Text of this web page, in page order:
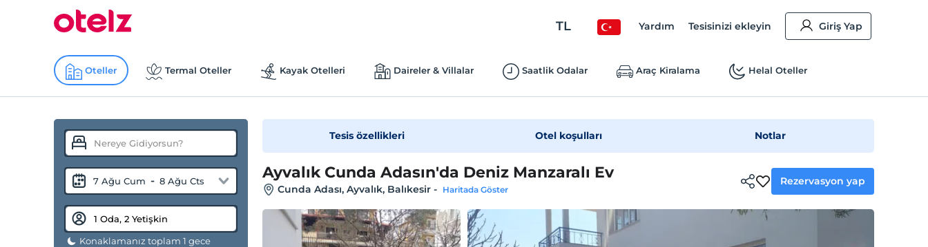
TL Yardım Tesisinizi ekleyin Giriş Yap
Oteller Termal Oteller Kayak Otelleri Daireler & Villalar Saatlik Odalar Araç Kiralama Helal Oteller
7 Ağu Cum - 8 Ağu Cts
Konaklamanız toplam 1 gece
Tesis özellikleri Otel koşulları Notlar
Ayvalık Cunda Adasın'da Deniz Manzaralı Ev
Cunda Adası, Ayvalık, Balıkesir- Haritada Göster
Rezervasyon yap